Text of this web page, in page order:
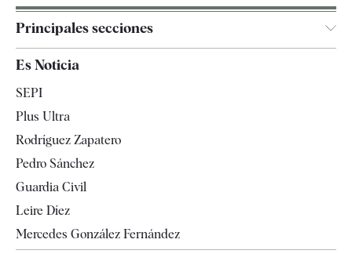
Principales secciones
España
Televisión
Es Noticia
SEPI
Plus Ultra
Rodríguez Zapatero
Pedro Sánchez
Guardia Civil
Leire Díez
Mercedes González Fernández